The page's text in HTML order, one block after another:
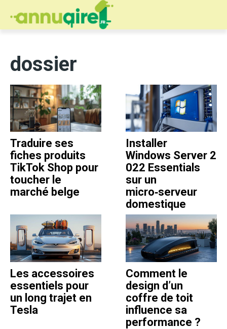
dossier
Traduire ses
fiches produits
TikTok Shop pour
toucher le
marché belge
Installer
Windows Server 2
022 Essentials
sur un
micro‑serveur
domestique
Les accessoires
essentiels pour
un long trajet en
Tesla
Comment le
design d’un
coffre de toit
influence sa
performance ?